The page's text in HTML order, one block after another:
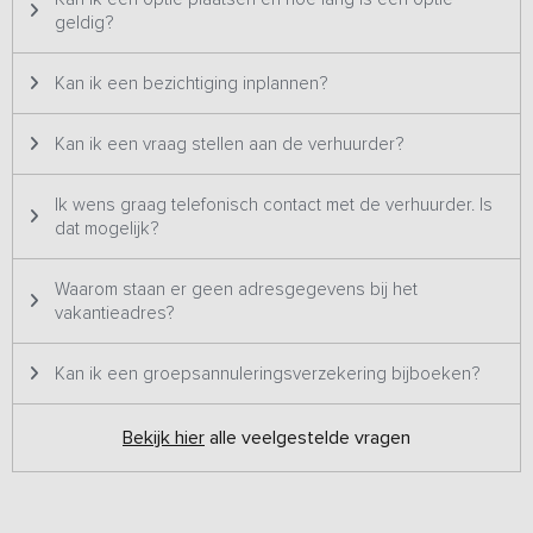
geldig?
Kan ik een bezichtiging inplannen?
Kan ik een vraag stellen aan de verhuurder?
Ik wens graag telefonisch contact met de verhuurder. Is
dat mogelijk?
Waarom staan er geen adresgegevens bij het
vakantieadres?
Kan ik een groepsannuleringsverzekering bijboeken?
Bekijk hier alle veelgestelde vragen